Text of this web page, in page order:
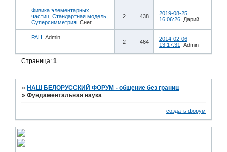
Физика элементарных
частиц, Стандартная модель,
Суперсимметрия Снег
2 438
2019-08-25
16:06:26 Дарий
РАН Admin
2 464
2014-02-06
13:17:31
Admin
Страница:1
»НАШ БЕЛОРУССКИЙ ФОРУМ - общение без границ
»Фундаментальная наука
создать форум